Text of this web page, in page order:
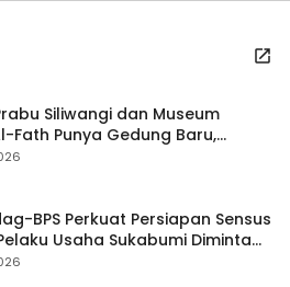
Siliwangi dan Museum
Fath Punya Gedung Baru,
Koleksi Dipisahkan
BPS Perkuat Persiapan Sensus
Usaha Sukabumi Diminta
Data